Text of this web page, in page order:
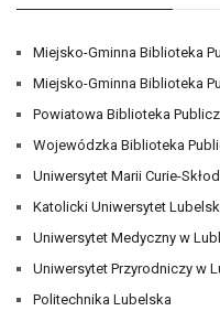
Miejsko-Gminna Biblioteka
Miejsko-Gminna Biblioteka
Powiatowa Biblioteka
Wojewódzka Biblioteka
Uniwersytet Marii Curie-
Katolicki Uniwersytet
Uniwersytet Medyczny w
Uniwersytet Przyrodniczy w
Politechnika Lubelska